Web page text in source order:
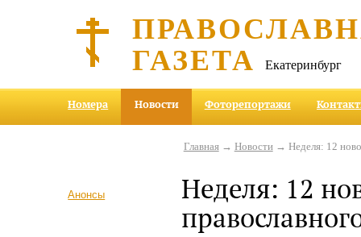
ГАЗЕТА Екатеринбург
Номера Новости Фоторепортажи
Анонсы
Главная→ Новости→ Неделя: 12
Неделя: 12